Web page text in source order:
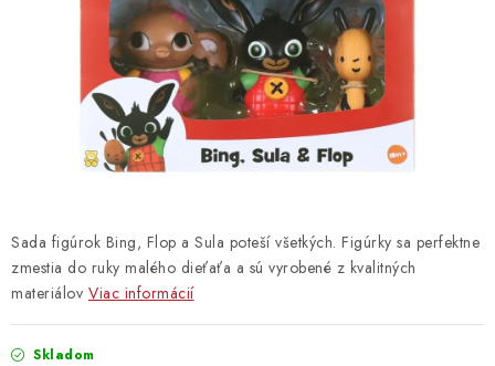
Podmienky ochrany osobných údajov
Servis a reklamácia
Vrátanie tovaru
Kontakty
Sada figúrok Bing, Flop a Sula poteší všetkých. Figúrky sa perfektne
zmestia do ruky malého dieťaťa a sú vyrobené z kvalitných
materiálov Viac informácií
Skladom